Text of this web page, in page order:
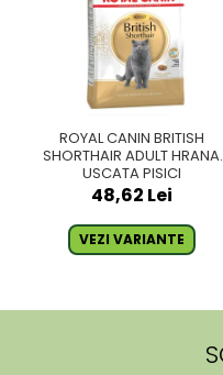
ROYAL CANIN BRITISH
SHORTHAIR ADULT HRANA
USCATA PISICI
48,62 Lei
VEZI VARIANTE